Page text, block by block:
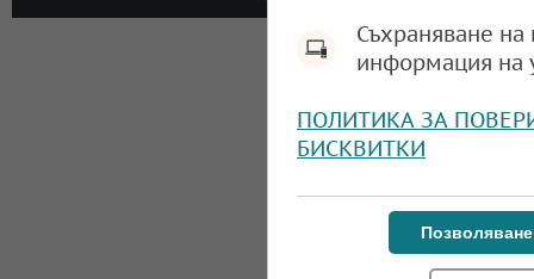
Съхраняване
информация на
ПОЛИТИКА ЗА
БИСКВИТКИ